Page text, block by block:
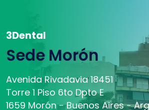
3Dental
Sede Morón
Avenida Rivadavia 18451
Torre 1 Piso 6to Dpto E
1659 Morón - Buenos Aires -